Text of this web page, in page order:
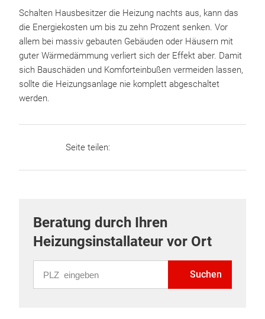
Schalten Hausbesitzer die Heizung nachts aus, kann das
die Energiekosten um bis zu zehn Prozent senken. Vor
allem bei massiv gebauten Gebäuden oder Häusern mit
guter Wärmedämmung verliert sich der Effekt aber. Damit
sich Bauschäden und Komforteinbußen vermeiden lassen,
sollte die Heizungsanlage nie komplett abgeschaltet
werden.
Seite teilen:
Beratung durch Ihren
Heizungsinstallateur vor Ort
Suchen